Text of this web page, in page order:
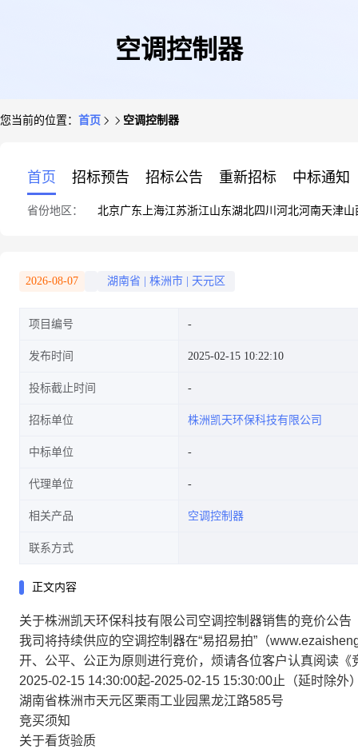
空调控制器
您当前的位置： 首页 空调控制器
首页 招标预告 招标公告 重新招标 中标通知
省份地区： 北京广东 上海江苏浙江山东湖北四川 河北河南天津山
2026-08-07 湖南省 株洲市 天元区
项目编号
发布时间 2025-02-15 10:22:10
投标截止时间
招标单位 株洲凯天环保科技有限公司
中标单位
代理单位
相关产品 空调控制器
联系方式
正文内容
关于株洲凯天环保科技有限公司空调控制器销售的竞价公告
我司将持续供应的空调控制器在“易招易拍”（
开、公平、公正为原则进行竞价，烦请各位客户认真阅读《
2025-02-15 14:30:00起-2025-02-15 15:30:00止（延时除外
湖南省株洲市天元区栗雨工业园黑龙江路585号
竞买须知
关于看货验质